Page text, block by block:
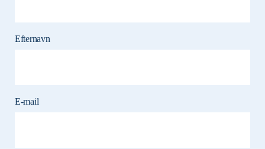
Efternavn
E-mail